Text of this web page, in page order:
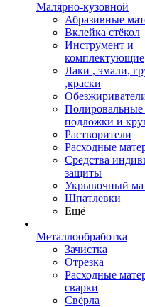
Малярно-кузовной
Абразивные
Вклейка стёкол
Инструмент и
комплектующие
Лаки , эмали,
,краски
Полировальные
подложки и
Растворители
Расходные
Средства
защиты
Укрывочный
Шпатлевки
Ещё
Металлообработка
Зачистка
Отрезка
Расходные
сварки
Свёрла